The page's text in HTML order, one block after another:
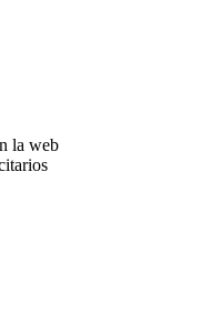
la web